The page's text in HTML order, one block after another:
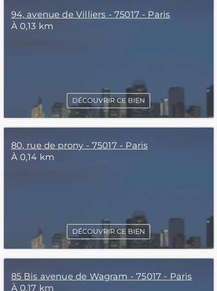
94, avenue de Villiers - 75017 - Paris
À 0,13 km
DÉCOUVRIR CE BIEN
80, rue de prony - 75017 - Paris
À 0,14 km
DÉCOUVRIR CE BIEN
85 Bis avenue de Wagram - 75017 - Paris
À 0,17 km